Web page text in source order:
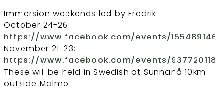
Immersion weekends led by Fredrik:
October 24-26:
https://www.facebook.com/events/
November 21-23:
https://www.facebook.com/events/
These will be held in Swedish at Sunnanå 10km
outside Malmö.